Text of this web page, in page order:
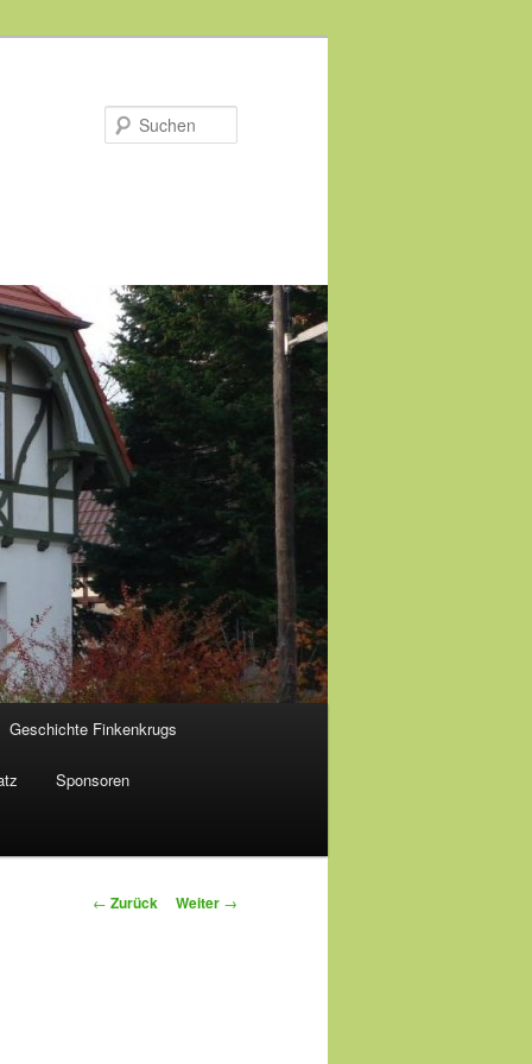
Geschichte Finkenkrugs
Sponsoren
Beitragsnavigation
← Zurück Weiter →